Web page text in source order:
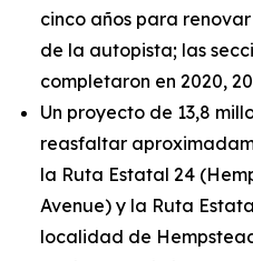
cinco años para
de la autopista; las
completaron en 2020,
Un proyecto de 13,8
reasfaltar
la Ruta Estatal 24
Avenue) y la Ruta
localidad de